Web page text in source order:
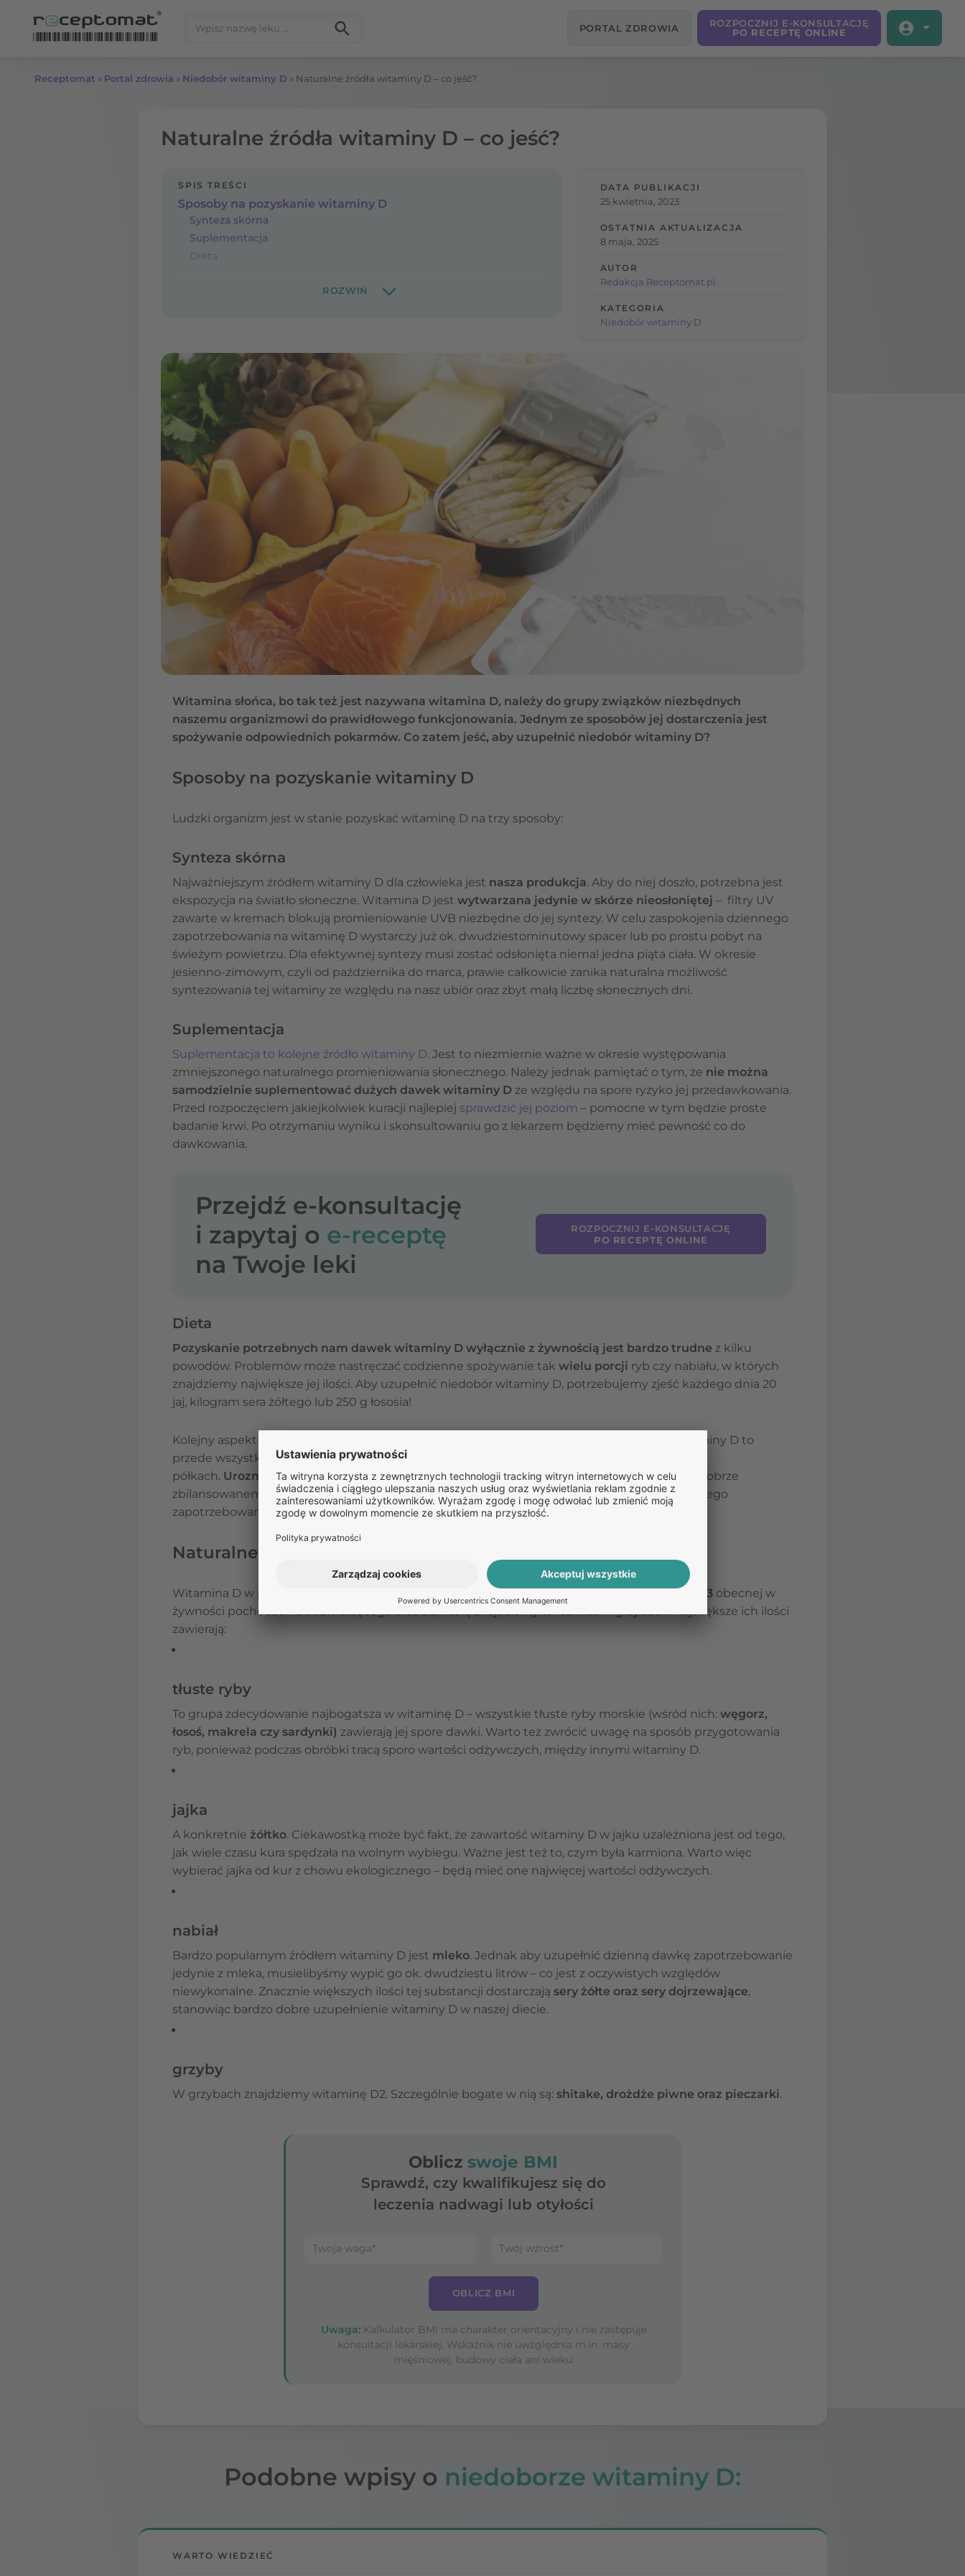
PORTAL ZDROWIA
ROZPOCZNIJ E-KONSULTACJĘ
PO RECEPTĘ ONLINE
Receptomat » Portal zdrowia » Niedobór witaminy D » Naturalne źródła witaminy D – co jeść?
Naturalne źródła witaminy D – co jeść?
SPIS TREŚCI
Sposoby na pozyskanie witaminy D
Synteza skórna
Suplementacja
Dieta
DATA PUBLIKACJI
25 kwietnia, 2023
OSTATNIA AKTUALIZACJA
8 maja, 2025
AUTOR
Redakcja Receptomat.pl
KATEGORIA
Niedobór witaminy D
Witamina słońca, bo tak też jest nazywana witamina D, należy do grupy związków niezbędnych
naszemu organizmowi do prawidłowego funkcjonowania. Jednym ze sposobów jej dostarczenia jest
spożywanie odpowiednich pokarmów. Co zatem jeść, aby uzupełnić niedobór witaminy D?
Sposoby na pozyskanie witaminy D
Ludzki organizm jest w stanie pozyskać witaminę D na trzy sposoby:
Synteza skórna
Najważniejszym źródłem witaminy D dla człowieka jest nasza produkcja. Aby do niej doszło, potrzebna jest
ekspozycja na światło słoneczne. Witamina D jest wytwarzana jedynie w skórze nieosłoniętej – filtry UV
zawarte w kremach blokują promieniowanie UVB niezbędne do jej syntezy. W celu zaspokojenia dziennego
zapotrzebowania na witaminę D wystarczy już ok. dwudziestominutowy spacer lub po prostu pobyt na
świeżym powietrzu. Dla efektywnej syntezy musi zostać odsłonięta niemal jedna piąta ciała. W okresie
jesienno-zimowym, czyli od października do marca, prawie całkowicie zanika naturalna możliwość
syntezowania tej witaminy ze względu na nasz ubiór oraz zbyt małą liczbę słonecznych dni.
Suplementacja
Suplementacja to kolejne źródło witaminy D. Jest to niezmiernie ważne w okresie występowania
zmniejszonego naturalnego promieniowania słonecznego. Należy jednak pamiętać o tym, że nie można
samodzielnie suplementować dużych dawek witaminy D ze względu na spore ryzyko jej przedawkowania.
Przed rozpoczęciem jakiejkolwiek kuracji najlepiej sprawdzić jej poziom – pomocne w tym będzie proste
badanie krwi. Po otrzymaniu wyniku i skonsultowaniu go z lekarzem będziemy mieć pewność co do
dawkowania.
Przejdź e-konsultację
i zapytaj o e-receptę
na Twoje leki
ROZPOCZNIJ E-KONSULTACJĘ
PO RECEPTĘ ONLINE
Dieta
Pozyskanie potrzebnych nam dawek witaminy D wyłącznie z żywnością jest bardzo trudne z kilku
powodów. Problemów może nastręczać codzienne spożywanie tak wielu porcji ryb czy nabiału, w których
znajdziemy największe jej ilości. Aby uzupełnić niedobór witaminy D, potrzebujemy zjeść każdego dnia 20
jaj, kilogram sera żółtego lub 250 g łososia!
Kolejny aspekt to nasze
– produkty z największą zawartością witaminy D to
przede wszystkim ryby i owoce morza, czyli jedne z najdroższych artykułów na sklepowych
półkach. Urozmaicona dieta stanowić powinna uzupełnienie syntezy skórnej. Tylko dzięki dobrze
zbilansowanemu i zróżnicowanemu jadłospisowi jesteśmy w stanie uzupełnić ok. 20% dobowego
zapotrzebowania na witaminę D .
Naturalne źródła witaminy D
Witamina D w produktach spożywczych może występować w dwóch postaciach: witaminy D3 obecnej w
żywności pochodzenia odzwierzęcego orazD2, którą znajdziemy w roślinach i grzybach. Największe ich ilości
zawierają:
tłuste ryby
To grupa zdecydowanie najbogatsza w witaminę D – wszystkie tłuste ryby morskie (wśród nich: węgorz,
łosoś, makrela czy sardynki) zawierają jej spore dawki. Warto też zwrócić uwagę na sposób przygotowania
ryb, ponieważ podczas obróbki tracą sporo wartości odżywczych, między innymi witaminy D.
jajka
A konkretnie żółtko. Ciekawostką może być fakt, że zawartość witaminy D w jajku uzależniona jest od tego,
jak wiele czasu kura spędzała na wolnym wybiegu. Ważne jest też to, czym była karmiona. Warto więc
wybierać jajka od kur z chowu ekologicznego – będą mieć one najwięcej wartości odżywczych.
nabiał
Bardzo popularnym źródłem witaminy D jest mleko. Jednak aby uzupełnić dzienną dawkę zapotrzebowanie
jedynie z mleka, musielibyśmy wypić go ok. dwudziestu litrów – co jest z oczywistych względów
niewykonalne. Znacznie większych ilości tej substancji dostarczają sery żółte oraz sery dojrzewające,
stanowiąc bardzo dobre uzupełnienie witaminy D w naszej diecie.
grzyby
W grzybach znajdziemy witaminę D2. Szczególnie bogate w nią są: shitake, drożdże piwne oraz pieczarki.
Obliczswoje BMI
Sprawdź, czy kwalifikujesz się do
leczenia nadwagi lub otyłości
OBLICZ BMI
Uwaga:Kalkulator BMI ma charakter orientacyjny i nie zastępuje
konsultacji lekarskiej. Wskaźnik nie uwzględnia m.in. masy
mięśniowej, budowy ciała ani wieku.
Podobne wpisy o niedoborze witaminy D:
WARTO WIEDZIEĆ